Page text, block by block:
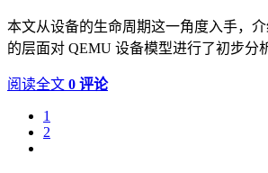
本文从设备的生命周期这一角度入手，
的层面对 QEMU 设备模型进行了初步
阅读全文 0 评论
1
2